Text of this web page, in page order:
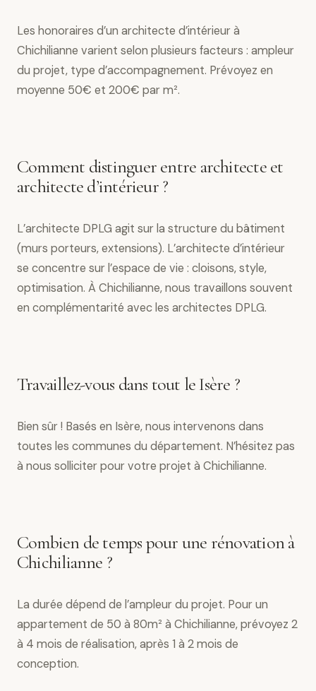
Les honoraires d’un architecte d’intérieur à
Chichilianne varient selon plusieurs facteurs : ampleur
du projet, type d’accompagnement. Prévoyez en
moyenne 50€ et 200€ par m².
Comment distinguer entre architecte et
architecte d’intérieur ?
L’architecte DPLG agit sur la structure du bâtiment
(murs porteurs, extensions). L’architecte d’intérieur
se concentre sur l’espace de vie : cloisons, style,
optimisation. À Chichilianne, nous travaillons souvent
en complémentarité avec les architectes DPLG.
Travaillez-vous dans tout le Isère ?
Bien sûr ! Basés en Isère, nous intervenons dans
toutes les communes du département. N’hésitez pas
à nous solliciter pour votre projet à Chichilianne.
Combien de temps pour une rénovation à
Chichilianne ?
La durée dépend de l’ampleur du projet. Pour un
appartement de 50 à 80m² à Chichilianne, prévoyez 2
à 4 mois de réalisation, après 1 à 2 mois de
conception.